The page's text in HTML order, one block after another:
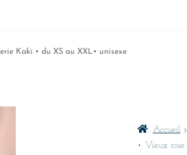
Kaki • du XS au XXL• unisexe
Accueil
• Vieux